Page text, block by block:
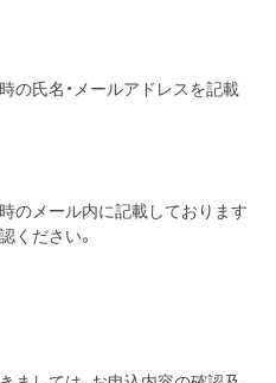
の氏名・メールアドレスを記載
のメール内に記載しております
ください。